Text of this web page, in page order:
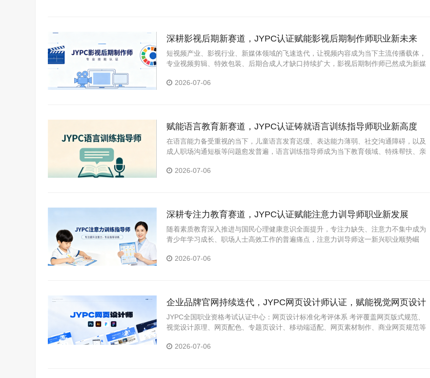
深耕影视后期新赛道，JYPC认证赋能影视后期制作师职业新未来
短视频产业、影视行业、新媒体领域的飞速迭代，让视频内容成为当下主流传播载体，
专业视频剪辑、特效包装、后期合成人才缺口持续扩大，影视后期制作师已然成为新媒
2026-07-06
赋能语言教育新赛道，JYPC认证铸就语言训练指导师职业新高度
在语言能力备受重视的当下，儿童语言发育迟缓、表达能力薄弱、社交沟通障碍，以及
成人职场沟通短板等问题愈发普遍，语言训练指导师成为当下教育领域、特殊帮扶、亲
2026-07-06
深耕专注力教育赛道，JYPC认证赋能注意力训导师职业新发展
随着素质教育深入推进与国民心理健康意识全面提升，专注力缺失、注意力不集中成为
青少年学习成长、职场人士高效工作的普遍痛点，注意力训导师这一新兴职业顺势崛
2026-07-06
企业品牌官网持续迭代，JYPC网页设计师认证，赋能视觉网页设计
人才进阶
JYPC全国职业资格考试认证中心：网页设计标准化考评体系 考评覆盖网页版式规范、
视觉设计原理、网页配色、专题页设计、移动端适配、网页素材制作、商业网页规范等
2026-07-06